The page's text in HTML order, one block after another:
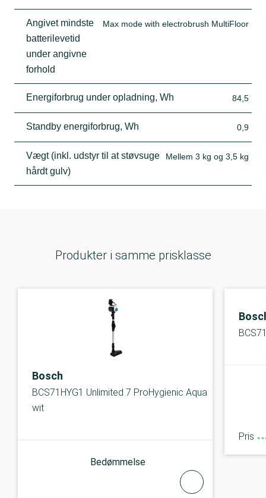
Angivet mindste
batterilevetid
under angivne
forhold
Max mode with electrobrush MultiFloor
Energiforbrug under opladning, Wh 84,5
Standby energiforbrug, Wh 0,9
Vægt (inkl. udstyr til at støvsuge
hårdt gulv)
Mellem 3 kg og 3,5 kg
Produkter i samme prisklasse
Bosch
BCS71HYG1 Unlimited 7 ProHygienic Aqua
wit
Bedømmelse
Pris